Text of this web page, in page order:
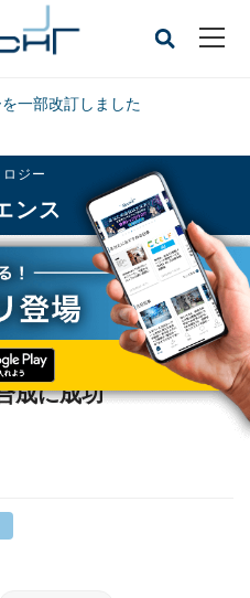
一部改訂しました
ジー
ンス
ゲナイド製ナノチューブの合成に成功
金属ダイカルコゲナ
成に成功